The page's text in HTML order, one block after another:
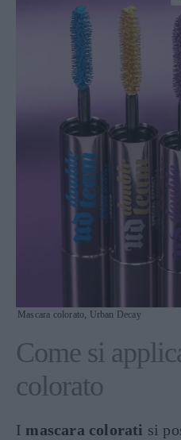
Mascara colorato, Urban Decay
Come si
colorato
I mascara colorati si